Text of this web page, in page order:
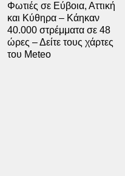
Φωτιές σε Εύβοια, Αττική
και Κύθηρα – Κάηκαν
40.000 στρέμματα σε 48
ώρες – Δείτε τους χάρτες
του Meteo